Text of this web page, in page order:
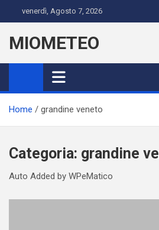
to
content
venerdì, Agosto 7, 2026
MIOMETEO
Home grandine veneto
Categoria: grandine
Auto Added by WPeMatico